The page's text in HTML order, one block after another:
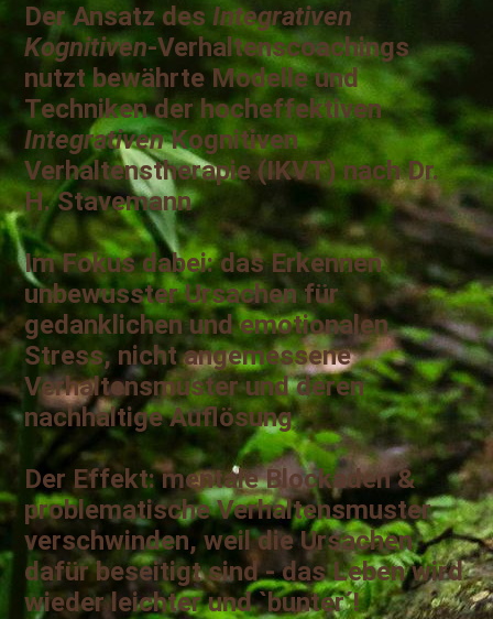
Der Ansatz des Integrativen
Kognitiven-Verhaltenscoachings
nutzt bewährte Modelle und
Techniken der hocheffektiven
IntegrativenKognitiven
Verhaltenstherapie (IKVT) nach Dr.
H. Stavemann
Im Fokus dabei: das Erkennen
unbewusster Ursachen für
gedanklichen und emotionalen
Stress, nicht angemessene
Verhaltensmuster und deren
nachhaltige Auflösung
Der Effekt: mentale Blockaden &
problematische Verhaltensmuster
verschwinden, weil die Ursachen
dafür beseitigt sind - das Leben wird
wieder leichter und `bunter´!